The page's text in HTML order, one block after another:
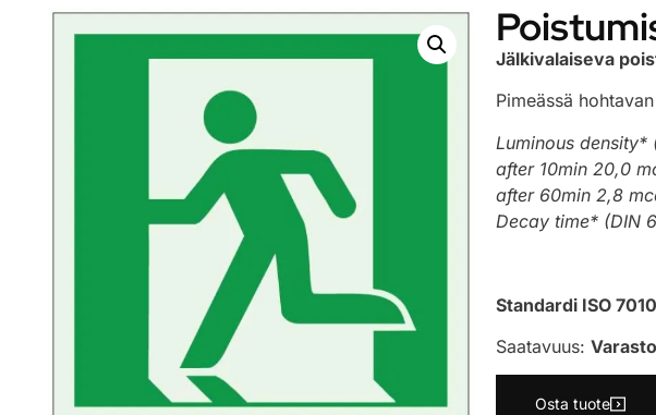
Jälkivalaiseva
Pimeässä
Luminous density*
after 10min 20,0
after 60min 2,8
Decay time* (DIN
Standardi ISO
Saatavuus:
Osta tuote